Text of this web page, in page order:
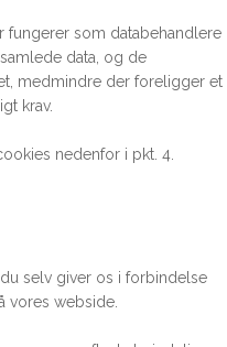
fungerer som databehandlere
data, og de
medmindre der foreligger et
krav.
nedenfor i pkt. 4.
selv giver os i forbindelse
vores webside.